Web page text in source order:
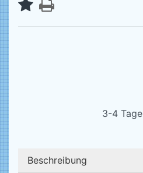
3-4 Tage
Beschreibung